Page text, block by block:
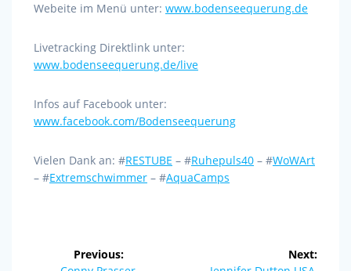
Webeite im Menü unter: www.bodenseequerung.de
Livetracking Direktlink unter:
www.bodenseequerung.de/live
Infos auf Facebook unter:
www.facebook.com/Bodenseequerung
Vielen Dank an: #RESTUBE – #Ruhepuls40 – #WoWArt
– #Extremschwimmer – #AquaCamps
Beitragsnavigation
Previous:
Next: